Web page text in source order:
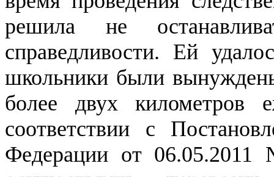
решила не
справедливости. Ей
школьники были
более двух километров
соответствии с
Федерации от